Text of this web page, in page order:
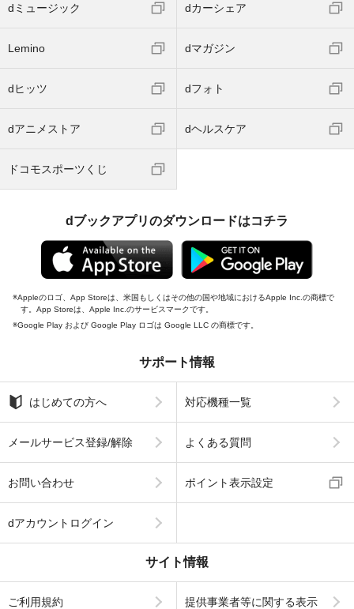
dミュージック dカーシェア
Lemino dマガジン
dヒッツ dフォト
dアニメストア dヘルスケア
ドコモスポーツくじ
dブックアプリのダウンロードはコチラ
Appleのロゴ、App Storeは、米国もしくはその他の国や地域におけるApple Inc.の商標で
す。App Storeは、Apple Inc.のサービスマークです。
Google Play および Google Play ロゴは Google LLC の商標です。
サポート情報
はじめての方へ 対応機種一覧
メールサービス登録/解除 よくある質問
お問い合わせ ポイント表示設定
dアカウントログイン
サイト情報
ご利用規約 提供事業者等に関する表示